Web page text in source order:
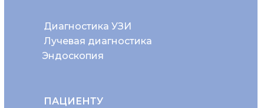
Диагностика УЗИ
Эндоскопия
Лучевая диагностика
ПАЦИЕНТУ